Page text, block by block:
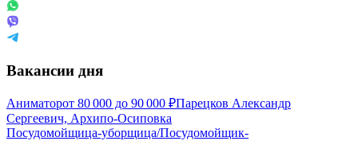
Вакансии дня
Аниматорот 80 000 до 90 000 ₽Парецков Александр
Сергеевич, Архипо-Осиповка
Посудомойщица-уборщица/Посудомойщик-